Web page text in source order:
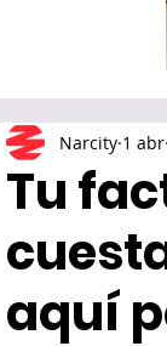
Tu
aquí
Narcity 1 abr